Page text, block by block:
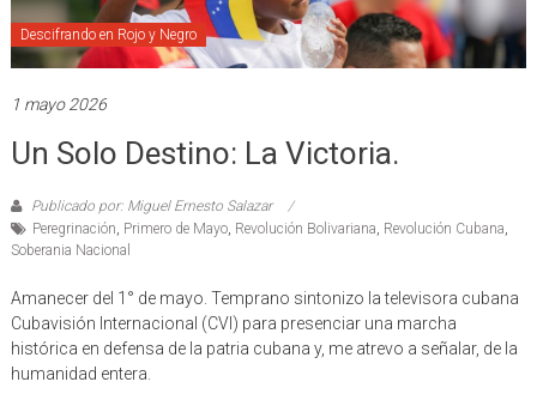
Descifrando en Rojo y Negro
1 mayo 2026
Un Solo Destino: La Victoria.
Publicado por: Miguel Ernesto Salazar
Peregrinación, Primero de Mayo, Revolución Bolivariana, Revolución Cubana,
Soberania Nacional
Amanecer del 1° de mayo. Temprano sintonizo la televisora cubana
Cubavisión Internacional (CVI) para presenciar una marcha
histórica en defensa de la patria cubana y, me atrevo a señalar, de la
humanidad entera.